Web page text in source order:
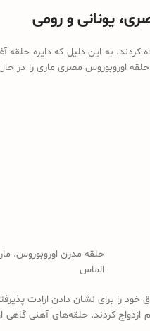
یونانی و رومی
کردند. به این دلیل که
اوروبوروس مصری ماری را در
حلقه مدرن اوروبوروس.
الماس
را برای نشان دادن ارادت
کردند. حلقه‌های آهنی گاهی